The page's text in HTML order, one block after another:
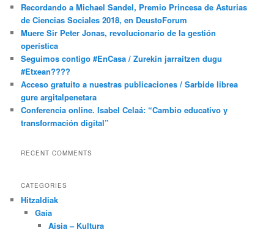
Recordando a Michael Sandel, Premio Princesa de Asturias
de Ciencias Sociales 2018, en DeustoForum
Muere Sir Peter Jonas, revolucionario de la gestión
operística
Seguimos contigo #EnCasa / Zurekin jarraitzen dugu
#Etxean????
Acceso gratuito a nuestras publicaciones / Sarbide librea
gure argitalpenetara
Conferencia online. Isabel Celaá: “Cambio educativo y
transformación digital”
RECENT COMMENTS
CATEGORIES
Hitzaldiak
Gaia
Aisia – Kultura